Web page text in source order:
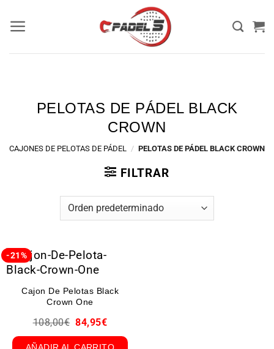
PELOTAS DE PÁDEL BLACK
CROWN
CAJONES DE PELOTAS DE PÁDEL / PELOTAS DE PÁDEL BLACK CROWN
FILTRAR
-21%
Cajon De Pelotas Black
Crown One
108,00€ 84,95€
AÑADIR AL CARRITO